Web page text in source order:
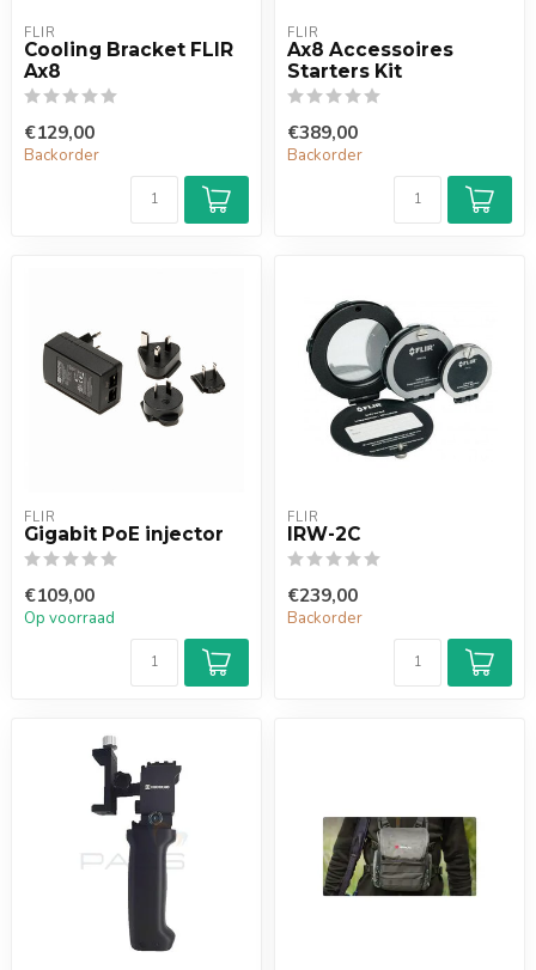
FLIR
Cooling Bracket FLIR
Ax8
€129,00
Backorder
FLIR
Ax8 Accessoires
Starters Kit
€389,00
Backorder
FLIR
Gigabit PoE injector
€109,00
Op voorraad
FLIR
IRW-2C
€239,00
Backorder